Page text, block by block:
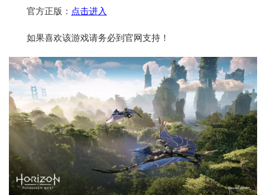
官方正版： 点击进入
如果喜欢该游戏请务必到官网支持！